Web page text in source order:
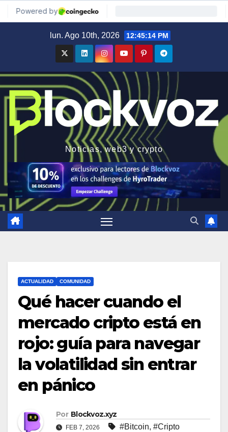
lun. Ago 10th, 2026 12:45:15 PM
Noticias, web3 y crypto
ACTUALIDAD COMUNIDAD
Qué hacer cuando el
mercado cripto está en
rojo: guía para navegar
la volatilidad sin entrar
en pánico
Por Blockvoz.xyz
FEB 7, 2026 #Bitcoin, #Cripto